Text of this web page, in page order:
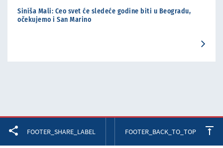
Siniša Mali: Ceo svet će sledeće godine biti u Beogradu,
očekujemo i San Marino
FOOTER_SHARE_LABEL FOOTER_BACK_TO_TOP